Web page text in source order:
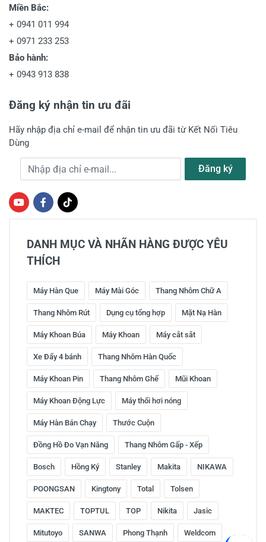
Gửi nhận xét
Miền Bắc:
+ 0941 011 994
+ 0971 233 253
Bảo hành:
+ 0943 913 838
Đăng ký nhận tin ưu đãi
Hãy nhập địa chỉ e-mail để nhận tin ưu đãi từ Kết Nối Tiêu
Dùng
Địa chỉ e-mail Đăng ký
DANH MỤC VÀ NHÃN HÀNG ĐƯỢC YÊU
THÍCH
Máy Hàn Que Máy Mài Góc Thang Nhôm Chữ A
Thang Nhôm Rút Dụng cụ tổng hợp Mặt Nạ Hàn
Máy Khoan Búa Máy Khoan Máy cắt sắt
Xe Đẩy 4 bánh Thang Nhôm Hàn Quốc
Máy Khoan Pin Thang Nhôm Ghế Mũi Khoan
Máy Khoan Động Lực Máy thổi hơi nóng
Máy Hàn Bán Chạy Thước Cuộn
Đồng Hồ Đo Vạn Năng Thang Nhôm Gấp - Xếp
Bosch Hồng Ký Stanley Makita NIKAWA
POONGSAN Kingtony Total Tolsen
MAKTEC TOPTUL TOP Nikita Jasic
Mitutoyo SANWA Phong Thạnh Weldcom